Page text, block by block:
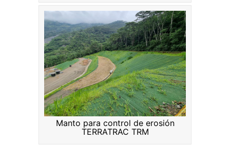
Manto para control de erosión
TERRATRAC TRM